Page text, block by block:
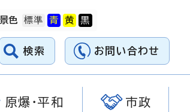
色
検索 お問い合わせ
原爆・平和 市政